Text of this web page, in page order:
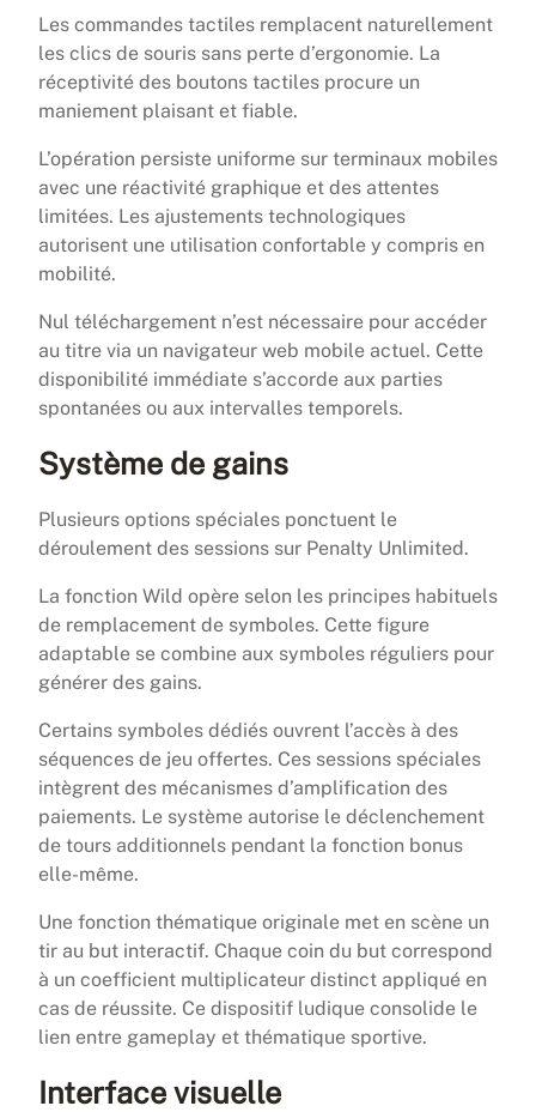
Les commandes tactiles remplacent naturellement
les clics de souris sans perte d’ergonomie. La
réceptivité des boutons tactiles procure un
maniement plaisant et fiable.
L’opération persiste uniforme sur terminaux mobiles
avec une réactivité graphique et des attentes
limitées. Les ajustements technologiques
autorisent une utilisation confortable y compris en
mobilité.
Nul téléchargement n’est nécessaire pour accéder
au titre via un navigateur web mobile actuel. Cette
disponibilité immédiate s’accorde aux parties
spontanées ou aux intervalles temporels.
Système de gains
Plusieurs options spéciales ponctuent le
déroulement des sessions sur Penalty Unlimited.
La fonction Wild opère selon les principes habituels
de remplacement de symboles. Cette figure
adaptable se combine aux symboles réguliers pour
générer des gains.
Certains symboles dédiés ouvrent l’accès à des
séquences de jeu offertes. Ces sessions spéciales
intègrent des mécanismes d’amplification des
paiements. Le système autorise le déclenchement
de tours additionnels pendant la fonction bonus
elle-même.
Une fonction thématique originale met en scène un
tir au but interactif. Chaque coin du but correspond
à un coefficient multiplicateur distinct appliqué en
cas de réussite. Ce dispositif ludique consolide le
lien entre gameplay et thématique sportive.
Interface visuelle